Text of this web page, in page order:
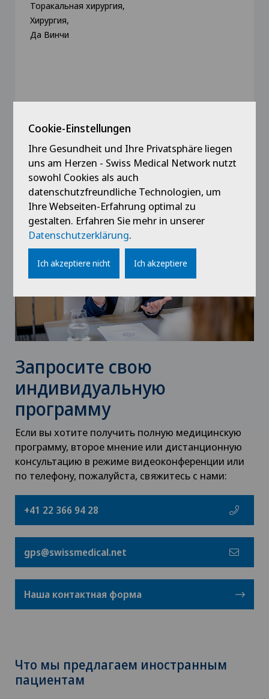
Торакальная хирургия,
Хирургия,
Да Винчи
View profile
Запросите свою
индивидуальную
программу
Если вы хотите получить полную медицинскую
программу, второе мнение или дистанционную
консультацию в режиме видеоконференции или
по телефону, пожалуйста, свяжитесь с нами:
+41 22 366 94 28
gps@swissmedical.net
Наша контактная форма
Что мы предлагаем иностранным
пациентам
Cookie-Einstellungen
Ihre Gesundheit und Ihre Privatsphäre liegen
uns am Herzen - Swiss Medical Network nutzt
sowohl Cookies als auch
datenschutzfreundliche Technologien, um
Ihre Webseiten-Erfahrung optimal zu
gestalten. Erfahren Sie mehr in unserer
Datenschutzerklärung.
Ich akzeptiere nicht Ich akzeptiere